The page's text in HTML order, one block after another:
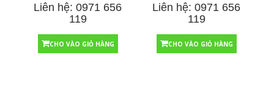
Liên hệ: 0971 656
119
CHO VÀO GIỎ HÀNG
Liên hệ: 0971 656
119
CHO VÀO GIỎ HÀNG